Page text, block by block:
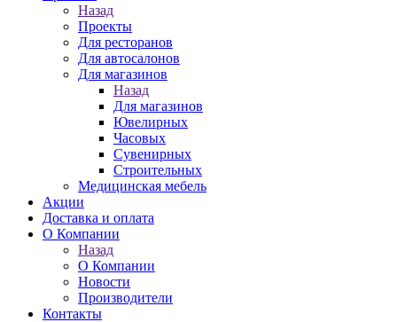
Назад
Проекты
Для ресторанов
Для автосалонов
Для магазинов
Назад
Для магазинов
Ювелирных
Часовых
Сувенирных
Строительных
Медицинская мебель
Акции
Доставка и оплата
О Компании
Назад
О Компании
Новости
Производители
Контакты